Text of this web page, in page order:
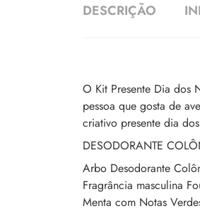
DESCRIÇÃO
O Kit Presente Dia dos
pessoa que gosta de
criativo presente dia
DESODORANTE
Arbo Desodorante
Fragrância masculina
Menta com Notas